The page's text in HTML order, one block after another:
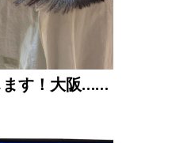
ます！大阪……